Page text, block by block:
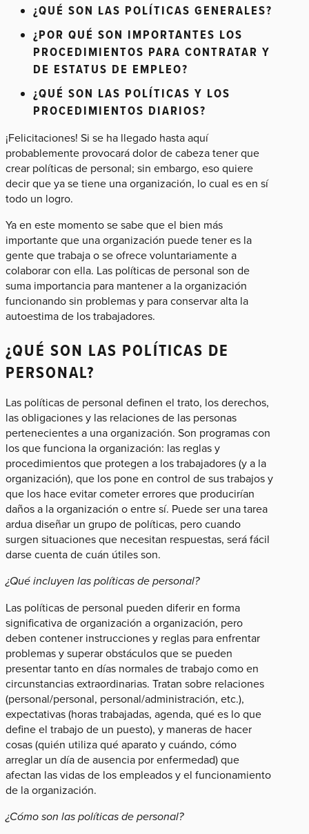
¿QUÉ SON LAS POLÍTICAS GENERALES?
¿POR QUÉ SON IMPORTANTES LOS
PROCEDIMIENTOS PARA CONTRATAR Y
DE ESTATUS DE EMPLEO?
¿QUÉ SON LAS POLÍTICAS Y LOS
PROCEDIMIENTOS DIARIOS?
¡Felicitaciones! Si se ha llegado hasta aquí
probablemente provocará dolor de cabeza tener que
crear políticas de personal; sin embargo, eso quiere
decir que ya se tiene una organización, lo cual es en sí
todo un logro.
Ya en este momento se sabe que el bien más
importante que una organización puede tener es la
gente que trabaja o se ofrece voluntariamente a
colaborar con ella. Las políticas de personal son de
suma importancia para mantener a la organización
funcionando sin problemas y para conservar alta la
autoestima de los trabajadores.
¿QUÉ SON LAS POLÍTICAS DE
PERSONAL?
Las políticas de personal definen el trato, los derechos,
las obligaciones y las relaciones de las personas
pertenecientes a una organización. Son programas con
los que funciona la organización: las reglas y
procedimientos que protegen a los trabajadores (y a la
organización), que los pone en control de sus trabajos y
que los hace evitar cometer errores que producirían
daños a la organización o entre sí. Puede ser una tarea
ardua diseñar un grupo de políticas, pero cuando
surgen situaciones que necesitan respuestas, será fácil
darse cuenta de cuán útiles son.
¿Qué incluyen las políticas de personal?
Las políticas de personal pueden diferir en forma
significativa de organización a organización, pero
deben contener instrucciones y reglas para enfrentar
problemas y superar obstáculos que se pueden
presentar tanto en días normales de trabajo como en
circunstancias extraordinarias. Tratan sobre relaciones
(personal/personal, personal/administración, etc.),
expectativas (horas trabajadas, agenda, qué es lo que
define el trabajo de un puesto), y maneras de hacer
cosas (quién utiliza qué aparato y cuándo, cómo
arreglar un día de ausencia por enfermedad) que
afectan las vidas de los empleados y el funcionamiento
de la organización.
¿Cómo son las políticas de personal?